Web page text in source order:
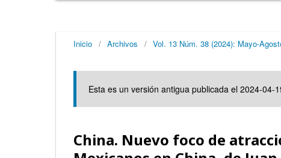
Inicio / Archivos / Vol. 13 Núm. 38 (2024): Mayo-
Esta es un versión antigua publicada el 2024-04-
China. Nuevo foco de